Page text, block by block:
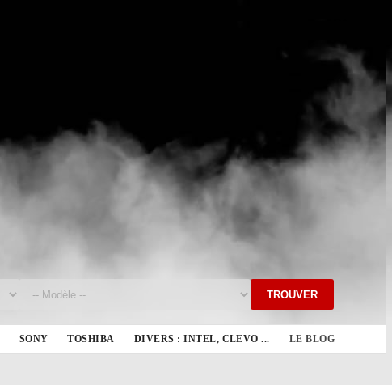
TROUVER
SONY TOSHIBA DIVERS : INTEL, CLEVO ... LE BLOG